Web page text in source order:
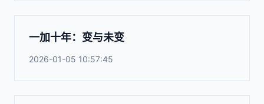
一加十年：变与未变
2026-01-05 10:57:45